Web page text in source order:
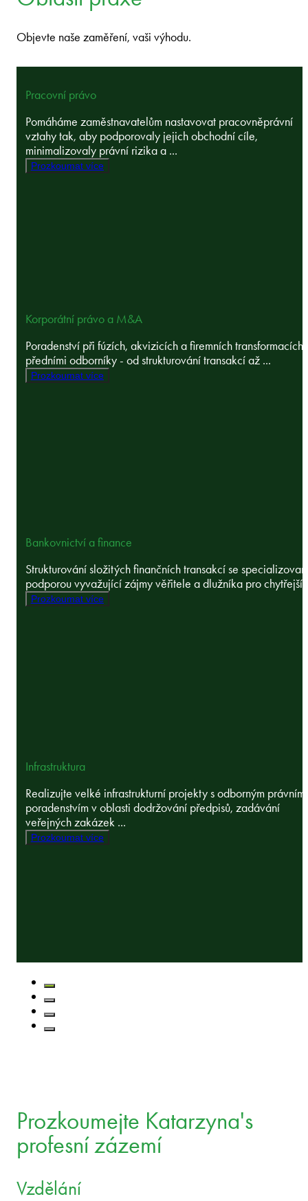
Objevte naše zaměření, vaši výhodu.
Pracovní právo
Pomáháme zaměstnavatelům nastavovat pracovněprávní
vztahy tak, aby podporovaly jejich obchodní cíle,
minimalizovaly právní rizika a ...
Prozkoumat více
Korporátní právo a M&A
Poradenství při fúzích, akvizicích a firemních transformacích
předními odborníky - od strukturování transakcí až ...
Prozkoumat více
Bankovnictví a finance
Strukturování složitých finančních transakcí se
podporou vyvažující zájmy věřitele a dlužníka pro chytřejší
Prozkoumat více
Infrastruktura
Realizujte velké infrastrukturní projekty s odborným právním
poradenstvím v oblasti dodržování předpisů, zadávání
veřejných zakázek ...
Prozkoumat více
Prozkoumejte Katarzyna's
profesní zázemí
Vzdělání